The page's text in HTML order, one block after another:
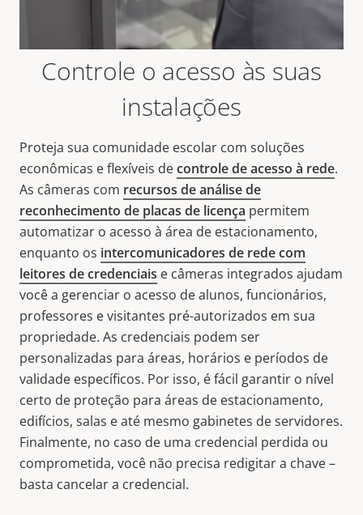
Controle o acesso às suas
instalações
Proteja sua comunidade escolar com soluções
econômicas e flexíveis decontrole de acesso à rede.
As câmeras com recursos de análise de
reconhecimento de placas de licença permitem
automatizar o acesso à área de estacionamento,
enquanto os intercomunicadores de rede com
leitores de credenciais e câmeras integrados ajudam
você a gerenciar o acesso de alunos, funcionários,
professores e visitantes pré-autorizados em sua
propriedade. As credenciais podem ser
personalizadas para áreas, horários e períodos de
validade específicos. Por isso, é fácil garantir o nível
certo de proteção para áreas de estacionamento,
edifícios, salas e até mesmo gabinetes de servidores.
Finalmente, no caso de uma credencial perdida ou
comprometida, você não precisa redigitar a chave –
basta cancelar a credencial.